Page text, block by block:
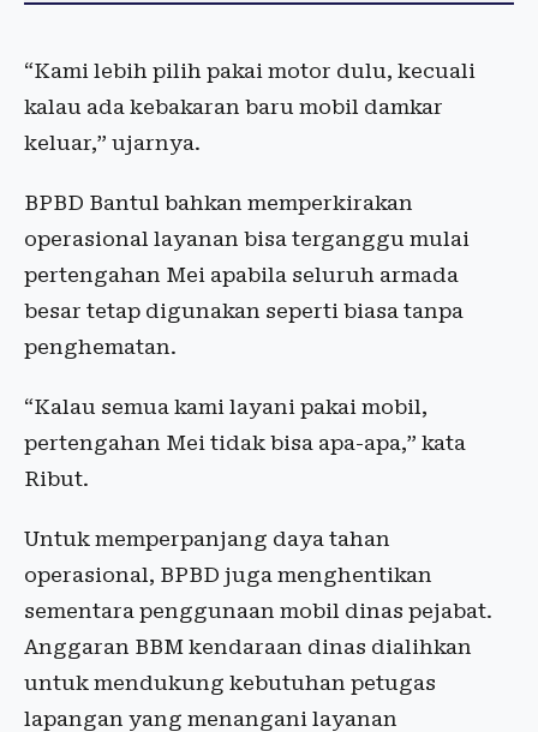
“Kami lebih pilih pakai motor dulu, kecuali
kalau ada kebakaran baru mobil damkar
keluar,” ujarnya.
BPBD Bantul bahkan memperkirakan
operasional layanan bisa terganggu mulai
pertengahan Mei apabila seluruh armada
besar tetap digunakan seperti biasa tanpa
penghematan.
“Kalau semua kami layani pakai mobil,
pertengahan Mei tidak bisa apa-apa,” kata
Ribut.
Untuk memperpanjang daya tahan
operasional, BPBD juga menghentikan
sementara penggunaan mobil dinas pejabat.
Anggaran BBM kendaraan dinas dialihkan
untuk mendukung kebutuhan petugas
lapangan yang menangani layanan